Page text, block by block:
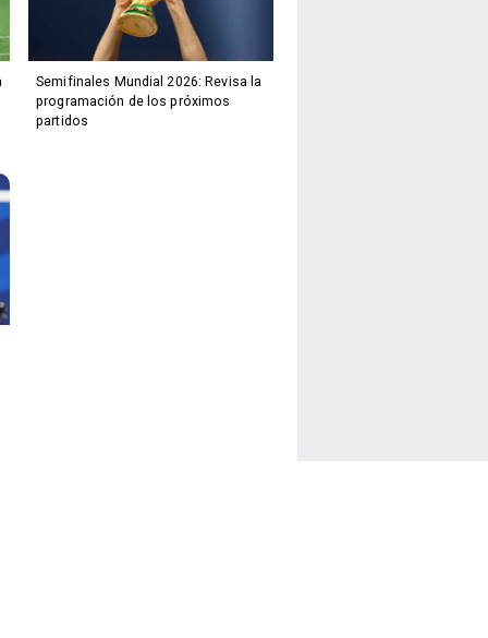
Semifinales Mundial 2026: Revisa la
programación de los próximos
partidos